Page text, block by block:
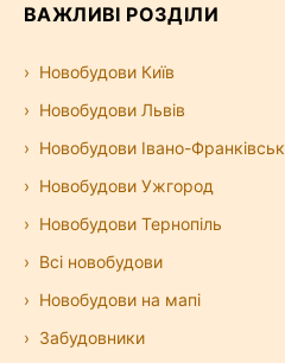
ВАЖЛИВІ РОЗДІЛИ
Новобудови Київ
Новобудови Львів
Новобудови Івано-Франківськ
Новобудови Ужгород
Новобудови Тернопіль
Всі новобудови
Новобудови на мапі
Забудовники